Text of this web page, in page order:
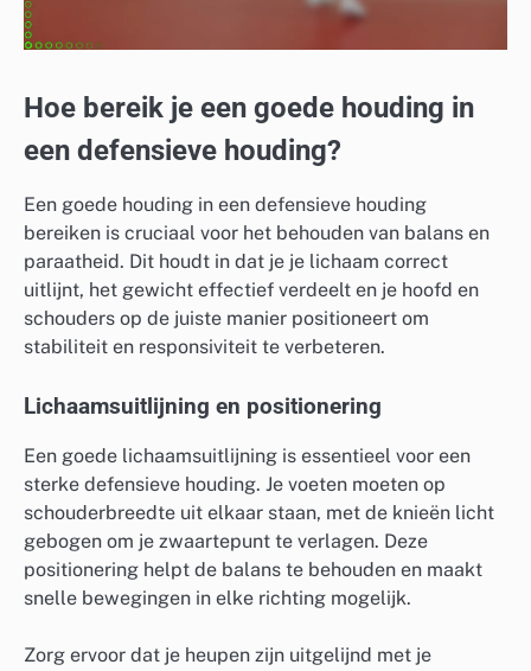
Hoe bereik je een goede houding in
een defensieve houding?
Een goede houding in een defensieve houding
bereiken is cruciaal voor het behouden van balans en
paraatheid. Dit houdt in dat je je lichaam correct
uitlijnt, het gewicht effectief verdeelt en je hoofd en
schouders op de juiste manier positioneert om
stabiliteit en responsiviteit te verbeteren.
Lichaamsuitlijning en positionering
Een goede lichaamsuitlijning is essentieel voor een
sterke defensieve houding. Je voeten moeten op
schouderbreedte uit elkaar staan, met de knieën licht
gebogen om je zwaartepunt te verlagen. Deze
positionering helpt de balans te behouden en maakt
snelle bewegingen in elke richting mogelijk.
Zorg ervoor dat je heupen zijn uitgelijnd met je